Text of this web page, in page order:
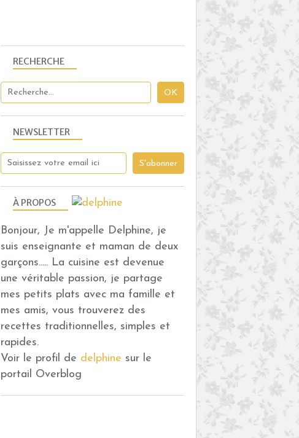
NEWSLETTER
RECHERCHE
À PROPOS
Bonjour, Je m'appelle Delphine, je
suis enseignante et maman de deux
garçons..... La cuisine est devenue
une véritable passion, je partage
mes petits plats avec ma famille et
mes amis, vous trouverez des
recettes traditionnelles, simples et
rapides.
Voir le profil de delphine sur le
portail Overblog